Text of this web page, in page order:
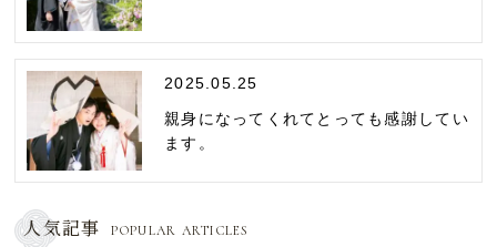
2025.05.25
親身になってくれてとっても感謝してい
ます。
人気記事 POPULAR ARTICLES